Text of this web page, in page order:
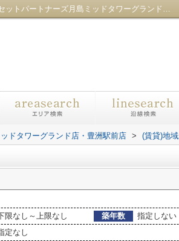
墨田区菊川の不動産一覧｜センチュリー21ロータスアセットパートナーズ月島ミッドタワーグランド店・豊洲駅前店
ドタワーグランド店・豊洲駅前店 > (賃貸)地
限なし～上限なし 築年数
指定しない
定なし